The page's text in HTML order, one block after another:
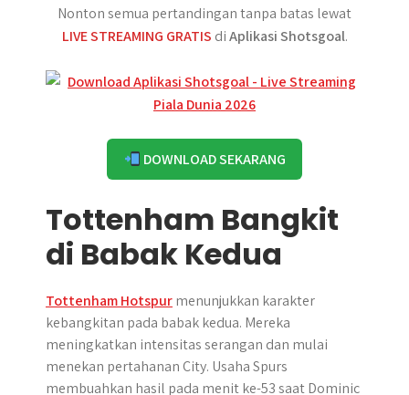
Nonton semua pertandingan tanpa batas lewat
LIVE STREAMING GRATIS diAplikasi Shotsgoal.
DOWNLOAD SEKARANG
Tottenham Bangkit
di Babak Kedua
Tottenham Hotspurmenunjukkan karakter
kebangkitan pada babak kedua. Mereka
meningkatkan intensitas serangan dan mulai
menekan pertahanan City. Usaha Spurs
membuahkan hasil pada menit ke-53 saat Dominic